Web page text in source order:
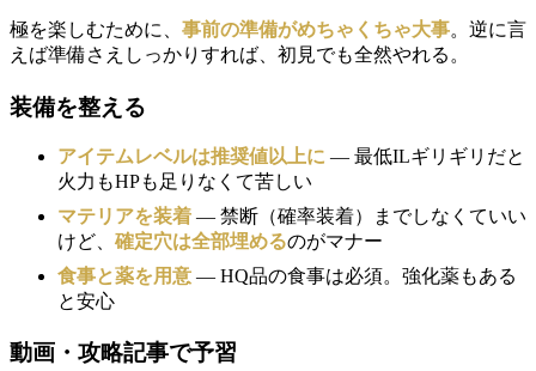
極を楽しむために、 事前の準備がめちゃくちゃ大事。逆に言
えば準備さえしっかりすれば、初見でも全然やれる。
装備を整える
アイテムレベルは推奨値以上に — 最低ILギリギリだと
火力もHPも足りなくて苦しい
マテリアを装着 — 禁断（確率装着）までしなくていい
けど、 確定穴は全部埋めるのがマナー
食事と薬を用意 — HQ品の食事は必須。強化薬もある
と安心
動画・攻略記事で予習